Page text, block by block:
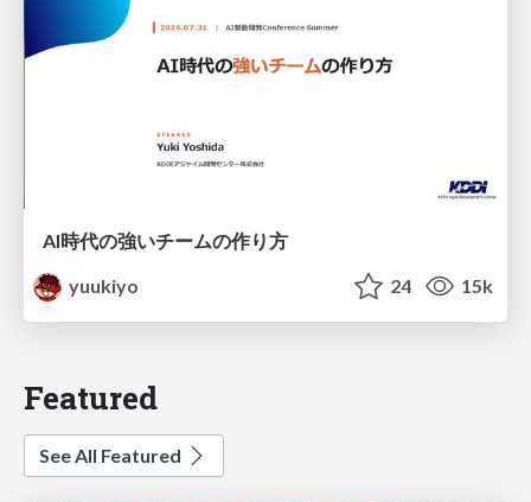
AI時代の強いチームの作り方
yuukiyo
24 15k
Featured
See All Featured